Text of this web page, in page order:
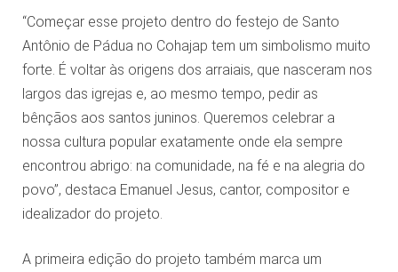
“Começar esse projeto dentro do festejo de Santo
Antônio de Pádua no Cohajap tem um simbolismo muito
forte. É voltar às origens dos arraiais, que nasceram nos
largos das igrejas e, ao mesmo tempo, pedir as
bênçãos aos santos juninos. Queremos celebrar a
nossa cultura popular exatamente onde ela sempre
encontrou abrigo: na comunidade, na fé e na alegria do
povo”, destaca Emanuel Jesus, cantor, compositor e
idealizador do projeto.
A primeira edição do projeto também marca um